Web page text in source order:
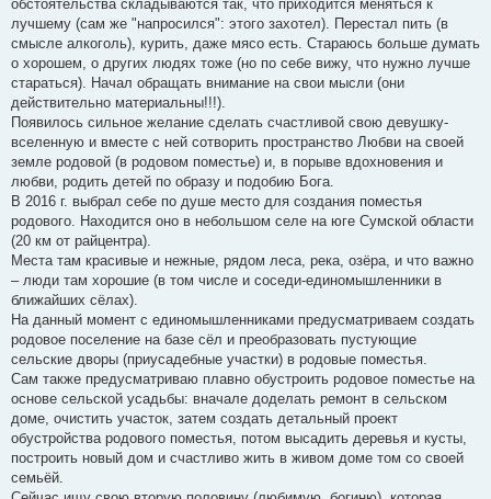
обстоятельства складываются так, что приходится меняться к
лучшему (сам же "напросился": этого захотел). Перестал пить (в
смысле алкоголь), курить, даже мясо есть. Стараюсь больше думать
о хорошем, о других людях тоже (но по себе вижу, что нужно лучше
стараться). Начал обращать внимание на свои мысли (они
действительно материальны!!!).
Появилось сильное желание сделать счастливой свою девушку-
вселенную и вместе с ней сотворить пространство Любви на своей
земле родовой (в родовом поместье) и, в порыве вдохновения и
любви, родить детей по образу и подобию Бога.
В 2016 г. выбрал себе по душе место для создания поместья
родового. Находится оно в небольшом селе на юге Сумской области
(20 км от райцентра).
Места там красивые и нежные, рядом леса, река, озёра, и что важно
– люди там хорошие (в том числе и соседи-единомышленники в
ближайших сёлах).
На данный момент с единомышленниками предусматриваем создать
родовое поселение на базе сёл и преобразовать пустующие
сельские дворы (приусадебные участки) в родовые поместья.
Сам также предусматриваю плавно обустроить родовое поместье на
основе сельской усадьбы: вначале доделать ремонт в сельском
доме, очистить участок, затем создать детальный проект
обустройства родового поместья, потом высадить деревья и кусты,
построить новый дом и счастливо жить в живом доме том со своей
семьёй.